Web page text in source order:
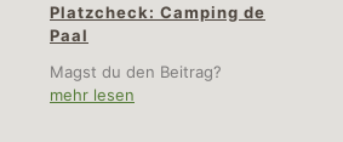
Platzcheck: Camping de
Paal
Magst du den Beitrag?
mehr lesen